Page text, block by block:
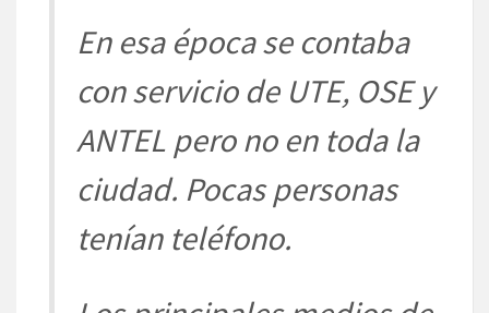
En esa época se contaba
con servicio de UTE, OSE y
ANTEL pero no en toda la
ciudad. Pocas personas
tenían teléfono.